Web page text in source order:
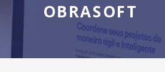
OBRASOFT